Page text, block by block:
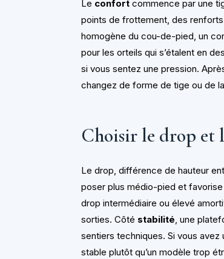
Le confort commence par une
points de frottement, des
homogène du cou-de-pied, un
pour les orteils qui s’étalent en
si vous sentez une pression.
changez de forme de tige ou de
Choisir le drop et
Le drop, différence de hauteur
poser plus médio-pied et
drop intermédiaire ou élevé
sorties. Côté stabilité, une
sentiers techniques. Si vous avez
stable plutôt qu’un modèle trop